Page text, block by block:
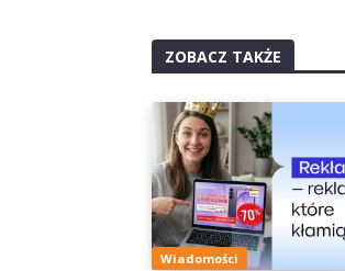
ZOBACZ TAKŻE
Wiadomości